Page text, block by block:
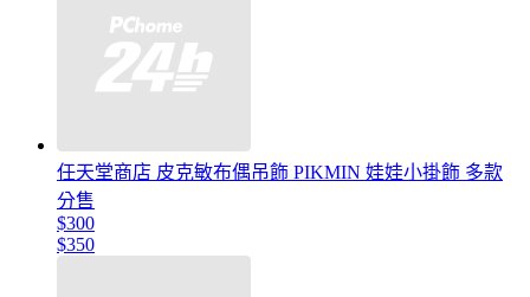
任天堂商店 皮克敏布偶吊飾 PIKMIN 娃娃小掛飾 多款
分售
$300
$350